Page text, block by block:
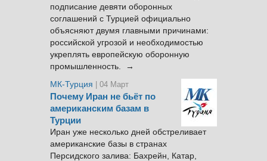
подписание девяти оборонных
соглашений с Турцией официально
объясняют двумя главными причинами:
российской угрозой и необходимостью
укреплять европейскую оборонную
промышленность. →
МК-Турция
| 04 Март
Почему Иран не бьёт по
американским базам в
Турции
Иран уже несколько дней обстреливает
американские базы в странах
Персидского залива: Бахрейн, Катар,